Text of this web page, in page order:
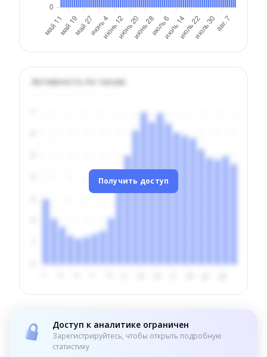
Активность по часам
Получить доступ
Доступ к аналитике ограничен
Зарегистрируйтесь, чтобы открыть подробную
статистику